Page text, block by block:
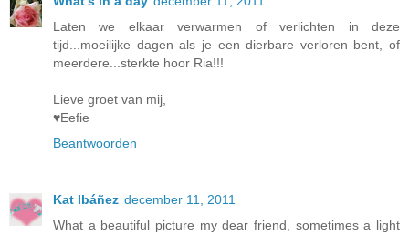
Laten we elkaar verwarmen of verlichten in deze
tijd...moeilijke dagen als je een dierbare verloren bent, of
meerdere...sterkte hoor Ria!!!
Lieve groet van mij,
♥Eefie
Beantwoorden
Kat Ibáñez december 11, 2011
What a beautiful picture my dear friend, sometimes a light